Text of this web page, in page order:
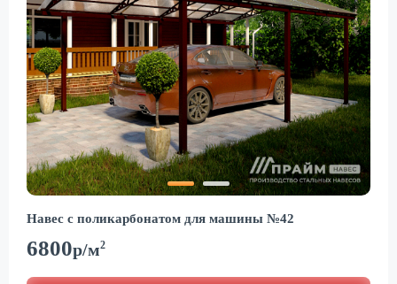
Навес с поликарбонатом для машины №42
6800р/м2